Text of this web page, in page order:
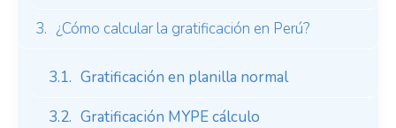
¿Cómo calcular la gratificación en Perú?
Gratificación en planilla normal
Gratificación MYPE cálculo